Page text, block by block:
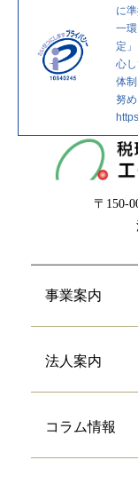
〒150-
に
一
定
心
体
努
事業案内
法人案内
コラム情報